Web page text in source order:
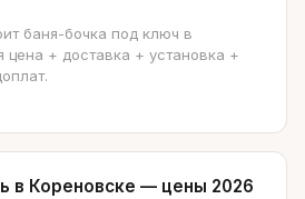
баня-бочка под ключ в
цена + доставка + установка +
в Кореновске — цены 2026